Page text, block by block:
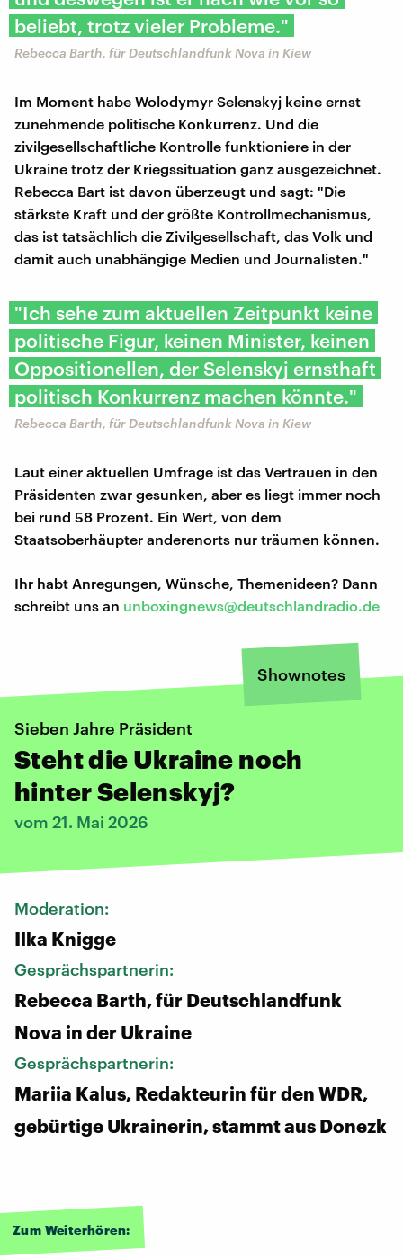
beliebt, trotz vieler Probleme."
Rebecca Barth, für Deutschlandfunk Nova in Kiew
Im Moment habe Wolodymyr Selenskyj keine ernst
zunehmende politische Konkurrenz. Und die
zivilgesellschaftliche Kontrolle funktioniere in der
Ukraine trotz der Kriegssituation ganz ausgezeichnet.
Rebecca Bart ist davon überzeugt und sagt: "Die
stärkste Kraft und der größte Kontrollmechanismus,
das ist tatsächlich die Zivilgesellschaft, das Volk und
damit auch unabhängige Medien und Journalisten."
"Ich sehe zum aktuellen Zeitpunkt keine
politische Figur, keinen Minister, keinen
Oppositionellen, der Selenskyj ernsthaft
politisch Konkurrenz machen könnte."
Rebecca Barth, für Deutschlandfunk Nova in Kiew
Laut einer aktuellen Umfrage ist das Vertrauen in den
Präsidenten zwar gesunken, aber es liegt immer noch
bei rund 58 Prozent. Ein Wert, von dem
Staatsoberhäupter anderenorts nur träumen können.
Ihr habt Anregungen, Wünsche, Themenideen? Dann
schreibt uns an unboxingnews@deutschlandradio.de
Shownotes
Sieben Jahre Präsident
Steht die Ukraine noch
hinter Selenskyj?
vom 21. Mai 2026
Moderation:
Ilka Knigge
Gesprächspartnerin:
Rebecca Barth, für Deutschlandfunk
Nova in der Ukraine
Gesprächspartnerin:
Mariia Kalus, Redakteurin für den WDR,
gebürtige Ukrainerin, stammt aus Donezk
Zum Weiterhören: